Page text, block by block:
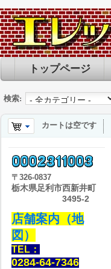
トップページ
検索:
カートは空です
〒 326-0837
栃木県足利市西新井町
3495-2
店舗案内（地
図）
TEL：
0284-64-7346